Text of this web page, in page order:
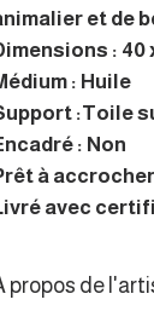
et de
: 40
: Huile
:Toile
: Non
à
avec
propos de